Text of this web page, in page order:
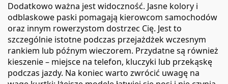
Dodatkowo ważna jest widoczność. Jasne kolory i
odblaskowe paski pomagają kierowcom samochodów
oraz innym rowerzystom dostrzec Cię. Jest to
szczególnie istotne podczas przejażdżek wczesnym
rankiem lub późnym wieczorem. Przydatne są również
kieszenie – miejsce na telefon, kluczyki lub przekąskę
podczas jazdy. Na koniec warto zwrócić uwagę na